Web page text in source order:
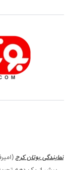
نمایندگی بوتان کرج